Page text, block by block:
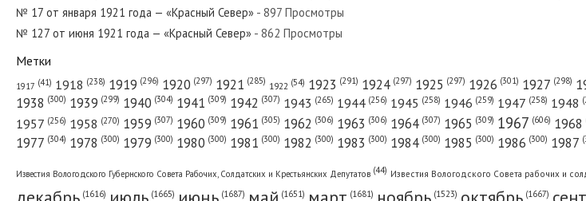
№ 6 от января 1928 года — «Красный Север»
№ 17 от января 1921 года — «Красный Север» - 897 Просмотры
№ 127 от июня 1921 года — «Красный Север» - 862 Просмотры
Метки
1917 (41) 1918 (238) 1919 (296) 1920 (297) 1921 (285) 1922 (54) 1923 (291) 1924 (297) 1925 (297) 1926 (301) 1927 (298)
1938 (300) 1939 (299) 1940 (304) 1941 (309) 1942 (307) 1943 (265) 1944 (256) 1945 (258) 1946 (259) 1947 (258) 1948
1957 (256) 1958 (270) 1959 (307) 1960 (309) 1961 (305) 1962 (306) 1963 (306) 1964 (307) 1965 (309) 1967 (606) 1968
1977 (304) 1978 (300) 1979 (300) 1980 (300) 1981 (300) 1982 (300) 1983 (300) 1984 (300) 1985 (300) 1986 (300) 1987
Известия Вологодского Губернского Совета Рабочих, Солдатских и Крестьянских Депутатов (44) Известия Вологодского Совета рабочих и
(1616) (1665) (1687) (1651) (1681) (1523) (1667)